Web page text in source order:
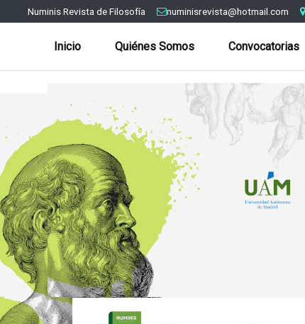
Numinis Revista de Filosofía numinisrevista@hotmail.com
Inicio Quiénes Somos Convocatorias